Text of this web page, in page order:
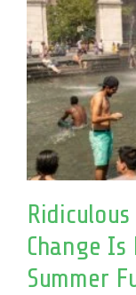
Change Is
Summer